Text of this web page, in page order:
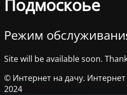
Подмоскоье
Режим
Site will be available soon.
© Интернет на дачу.
2024